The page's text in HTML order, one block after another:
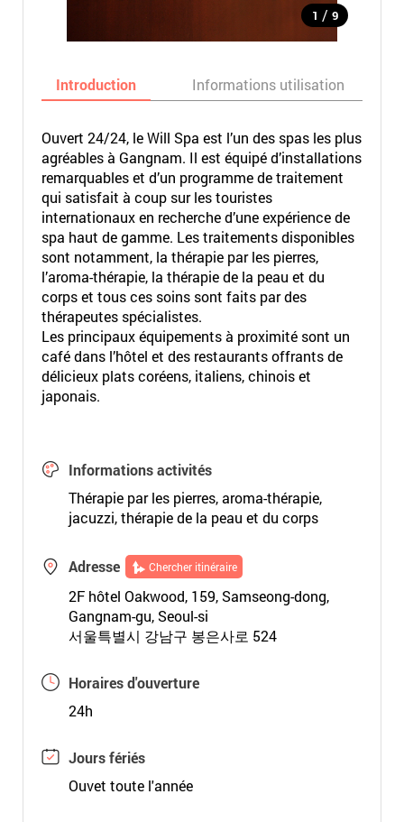
1 / 9
Introduction Informations utilisation
Ouvert 24/24, le Will Spa est l’un des spas les plus
agréables à Gangnam. Il est équipé d’installations
remarquables et d’un programme de traitement
qui satisfait à coup sur les touristes
internationaux en recherche d’une expérience de
spa haut de gamme. Les traitements disponibles
sont notamment, la thérapie par les pierres,
l’aroma-thérapie, la thérapie de la peau et du
corps et tous ces soins sont faits par des
thérapeutes spécialistes.
Les principaux équipements à proximité sont un
café dans l’hôtel et des restaurants offrants de
délicieux plats coréens, italiens, chinois et
japonais.
Informations activités
Thérapie par les pierres, aroma-thérapie,
jacuzzi, thérapie de la peau et du corps
Adresse Chercher itinéraire
2F hôtel Oakwood, 159, Samseong-dong,
Gangnam-gu, Seoul-si
서울특별시 강남구 봉은사로 524
Horaires d'ouverture
24h
Jours fériés
Ouvet toute l'année